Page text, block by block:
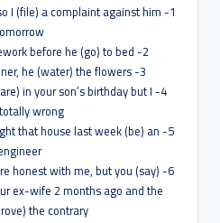
I (file) a complaint against him
2- He had done his homework before he (go) to bed.
3- When I saw the gardener, he (water) the flowers.
in your son’s birthday but I
wrong.
that house last week (be) an
honest with me, but you (say)
ex-wife 2 months ago and the
the contrary.